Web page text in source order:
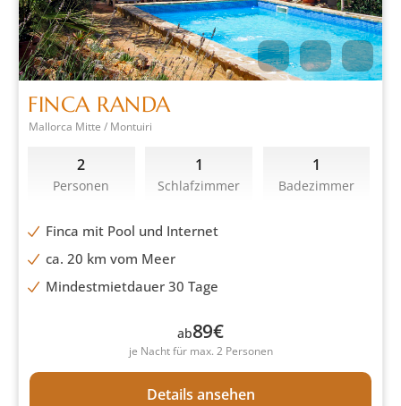
FINCA RANDA
Mallorca Mitte / Montuiri
2
Personen
1
Schlafzimmer
1
Badezimmer
Finca mit Pool und Internet
ca. 20 km vom Meer
Mindestmietdauer 30 Tage
ab89€
je Nacht für max. 2 Personen
Details ansehen